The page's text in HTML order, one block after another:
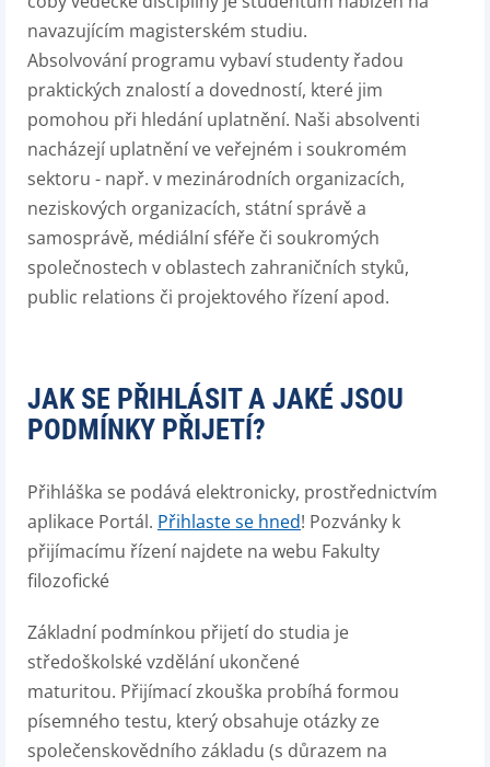
navazujícím magisterském studiu.
Absolvování programu vybaví studenty řadou
praktických znalostí a dovedností, které jim
pomohou při hledání uplatnění. Naši absolventi
nacházejí uplatnění ve veřejném i soukromém
sektoru - např. v mezinárodních organizacích,
neziskových organizacích, státní správě a
samosprávě, médiální sféře či soukromých
společnostech v oblastech zahraničních styků,
public relations či projektového řízení apod.
JAK SE PŘIHLÁSIT A JAKÉ JSOU
PODMÍNKY PŘIJETÍ?
Přihláška se podává elektronicky, prostřednictvím
aplikace Portál. Přihlaste se hned! Pozvánky k
přijímacímu řízení najdete na webu Fakulty
filozofické
Základní podmínkou přijetí do studia je
středoškolské vzdělání ukončené
maturitou. Přijímací zkouška probíhá formou
písemného testu, který obsahuje otázky ze
společenskovědního základu (s důrazem na